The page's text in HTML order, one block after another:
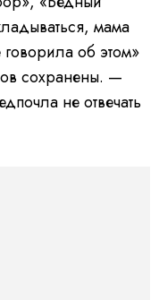
мама
об этом»
сохранены. —
не отвечать